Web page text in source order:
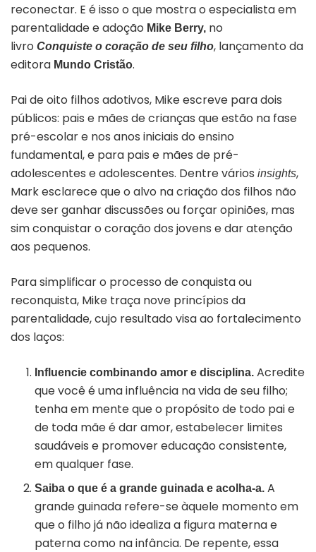
reconectar. E é isso o que mostra o especialista em
parentalidade e adoção Mike Berry, no
livro Conquiste o coração de seu filho, lançamento da
editora Mundo Cristão.
Pai de oito filhos adotivos, Mike escreve para dois
públicos: pais e mães de crianças que estão na fase
pré-escolar e nos anos iniciais do ensino
fundamental, e para pais e mães de pré-
adolescentes e adolescentes. Dentre vários insights,
Mark esclarece que o alvo na criação dos filhos não
deve ser ganhar discussões ou forçar opiniões, mas
sim conquistar o coração dos jovens e dar atenção
aos pequenos.
Para simplificar o processo de conquista ou
reconquista, Mike traça nove princípios da
parentalidade, cujo resultado visa ao fortalecimento
dos laços:
Influencie combinando amor e disciplina. Acredite
que você é uma influência na vida de seu filho;
tenha em mente que o propósito de todo pai e
de toda mãe é dar amor, estabelecer limites
saudáveis e promover educação consistente,
em qualquer fase.
Saiba o que é a grande guinada e acolha-a. A
grande guinada refere-se àquele momento em
que o filho já não idealiza a figura materna e
paterna como na infância. De repente, essa